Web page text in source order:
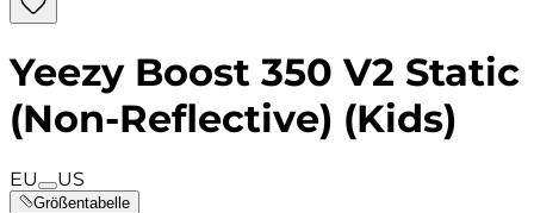
Yeezy Boost 350 V2 Static
(Non-Reflective) (Kids)
EU US
Größentabelle